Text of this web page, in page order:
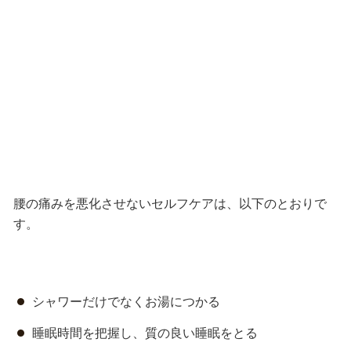
腰の痛みを悪化させないセルフケアは、以下のとおりで
す。
シャワーだけでなくお湯につかる
睡眠時間を把握し、質の良い睡眠をとる